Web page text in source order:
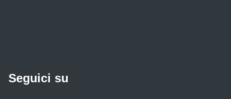
Seguici su